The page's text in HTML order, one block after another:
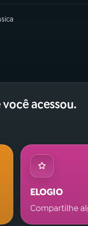
acessou.
ELOGIO
Compartilhe